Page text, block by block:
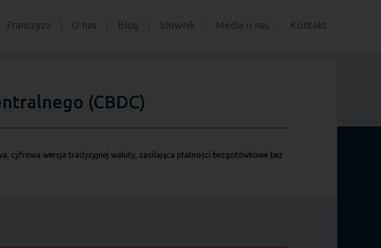
Franczyza O nas Blog Słownik Media o nas Kontakt
(CBDC)
cyfrowa wersja tradycyjnej waluty, zasilająca płatności bezgotówkowe bez